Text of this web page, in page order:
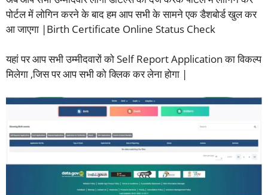
पोर्टल में लोगिन करने के बाद हम आप सभी के सामने एक डैशबोर्ड खुल कर
आ जाएगा |Birth Certificate Online Status Check
यहां पर आप सभी उम्मीदवारों को Self Report Application का विकल्प
मिलेगा ,जिस पर आप सभी को क्लिक कर लेना होगा |